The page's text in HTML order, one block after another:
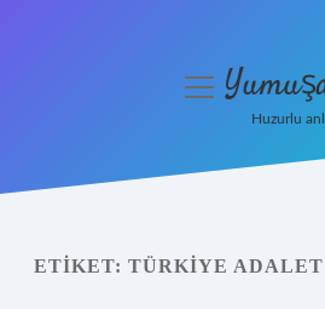
Yasal Uyarı
menüyü
Huzurlu
ETIKET: TÜRKIYE